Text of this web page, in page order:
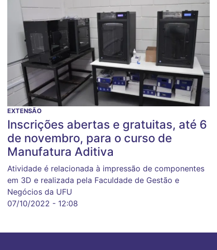
EXTENSÃO
Inscrições abertas e gratuitas, até 6
de novembro, para o curso de
Manufatura Aditiva
Atividade é relacionada à impressão de componentes
em 3D e realizada pela Faculdade de Gestão e
Negócios da UFU
07/10/2022 - 12:08